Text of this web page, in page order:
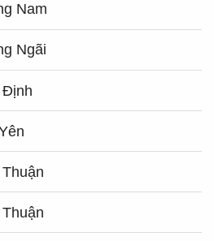
Nam
Ngãi
Định